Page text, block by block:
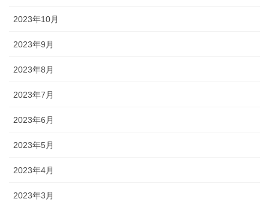
2023年10月
2023年9月
2023年8月
2023年7月
2023年6月
2023年5月
2023年4月
2023年3月